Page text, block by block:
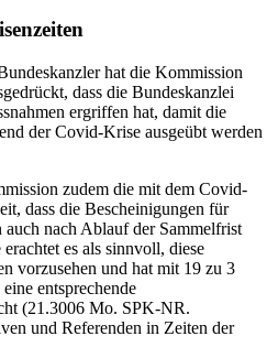
hat die Kommission
dass die Bundeskanzlei
ergriffen hat, damit die
der Covid-Krise ausgeübt werden
zudem die mit dem Covid-
dass die Bescheinigungen für
nach Ablauf der Sammelfrist
es als sinnvoll, diese
vorzusehen und hat mit 19 zu 3
entsprechende
(21.3006 Mo. SPK-NR.
und Referenden in Zeiten der